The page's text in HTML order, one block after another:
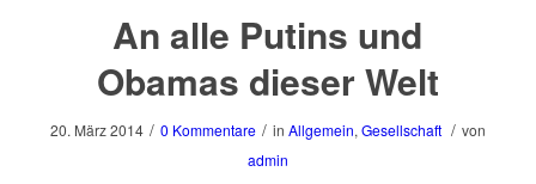
An alle Putins und
Obamas dieser Welt
20. März 2014 / 0 Kommentare / in Allgemein, Gesellschaft / von
admin